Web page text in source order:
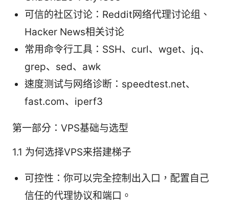
可信的社区讨论：Reddit网络代理讨论组、
Hacker News相关讨论
常用命令行工具：SSH、curl、wget、jq、
grep、sed、awk
速度测试与网络诊断：speedtest.net、
fast.com、iperf3
第一部分：VPS基础与选型
1.1 为何选择VPS来搭建梯子
可控性：你可以完全控制出入口，配置自己
信任的代理协议和端口。